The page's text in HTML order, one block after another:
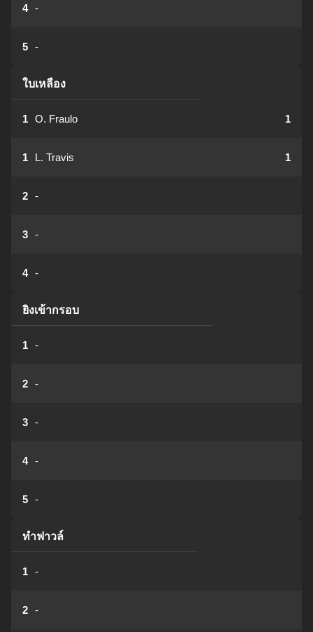
4 -
5 -
ใบเหลือง
1 O. Fraulo 1
1 L. Travis 1
2 -
3 -
4 -
ยิงเข้ากรอบ
1 -
2 -
3 -
4 -
5 -
ทำฟาวล์
1 -
2 -